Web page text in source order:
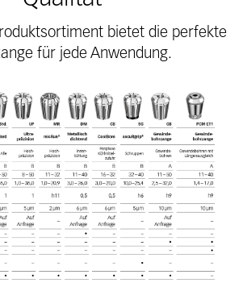
bietet die perfekte
für jede Anwendung.